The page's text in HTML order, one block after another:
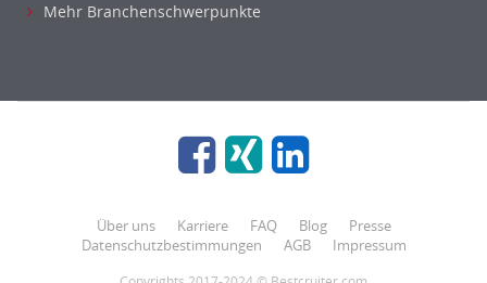
Mehr Branchenschwerpunkte
Über uns Karriere FAQ Blog
Presse
Datenschutzbestimmungen
AGB Impressum